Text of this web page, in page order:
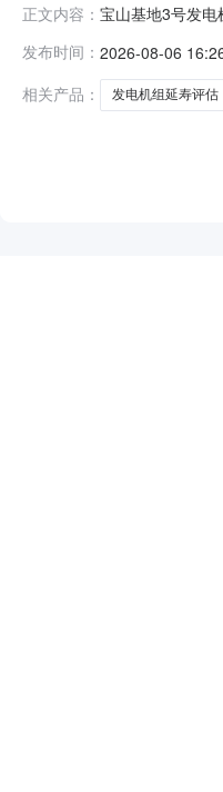
正文内容： 宝山基地3号发
况与招标范围2.1
围：1）对
发布时间： 2026-08-06
相关产品：
发电机组延寿评估